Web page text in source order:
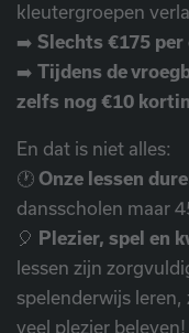
kleutergroepen
➡️ Slechts €175 per
➡️ Tijdens de
zelfs nog €10
En dat is niet alles:
🕐 Onze lessen
dansscholen maar
🎈 Plezier, spel en
lessen zijn
spelenderwijs
veel plezier beleven!